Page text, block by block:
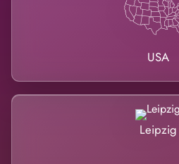
USA
Leipzig